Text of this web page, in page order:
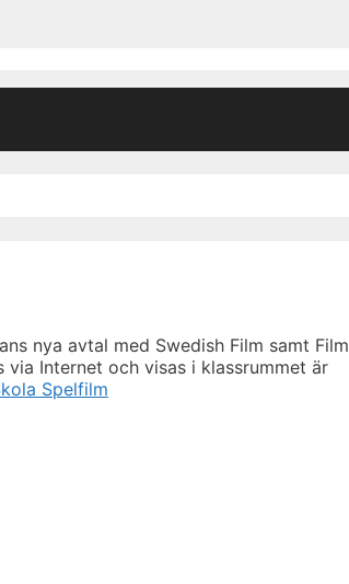
nya avtal med Swedish Film samt Film
via Internet och visas i klassrummet är
Spelfilm